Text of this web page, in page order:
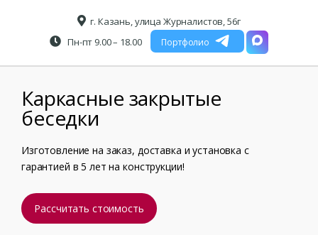
г. Казань, улица Журналистов, 56г
Пн-пт 9.00 – 18.00
Портфолио
Каркасные закрытые
беседки
Изготовление на заказ, доставка и установка с
гарантией в 5 лет на конструкции!
Рассчитать стоимость